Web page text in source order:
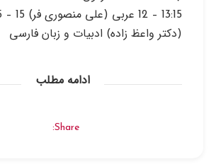
(دکتر واعظ زاده) ادبیات و زبان فارسی
ادامه مطلب
Share: